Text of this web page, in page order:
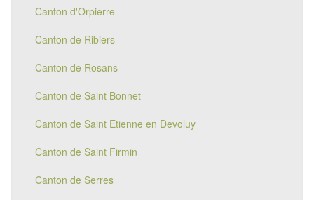
Canton d'Orpierre
Canton de Ribiers
Canton de Rosans
Canton de Saint Bonnet
Canton de Saint Etienne en Devoluy
Canton de Saint Firmin
Canton de Serres